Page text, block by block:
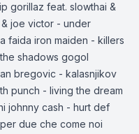
gorillaz feat. slowthai &
joe victor - under
faida iron maiden - killers
shadows gogol
bregovic - kalasnjikov
punch - living the dream
johnny cash - hurt def
due che come noi